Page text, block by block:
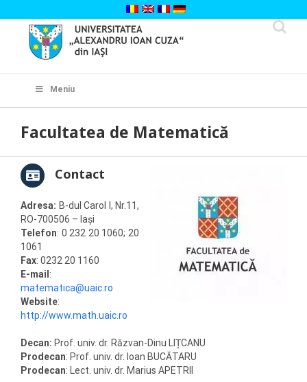
to
content
Meniu
Facultatea de Matematică
Contact
Adresa: B-dul Carol I, Nr.11,
RO-700506 – Iaşi
Telefon: 0 232 20 1060; 20
1061
Fax: 0232 20 1160
E-mail :
matematica@uaic.ro
Website:
http://www.math.uaic.ro
Decan: Prof. univ. dr. Răzvan-Dinu LIȚCANU
Prodecan: Prof. univ. dr. Ioan BUCĂTARU
Prodecan: Lect. univ. dr. Marius APETRII